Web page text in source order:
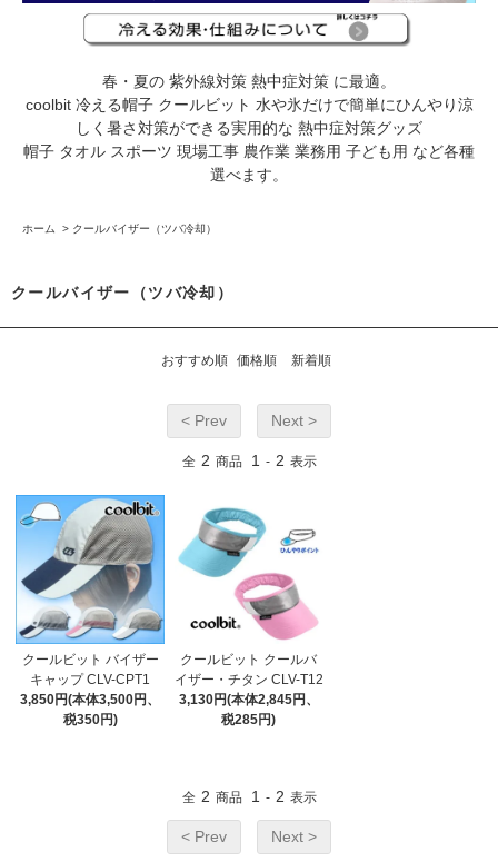
春・夏の 紫外線対策 熱中症対策 に最適。
coolbit 冷える帽子 クールビット 水や氷だけで簡単にひんやり涼
しく暑さ対策ができる実用的な 熱中症対策グッズ
帽子 タオル スポーツ 現場工事 農作業 業務用 子ども用 など各種
選べます。
ホーム > クールバイザー（ツバ冷却）
クールバイザー（ツバ冷却）
おすすめ順 価格順 新着順
< Prev Next >
全 2 商品 1 - 2 表示
クールビット バイザー
キャップ CLV-CPT1
3,850円(本体3,500円、
税350円)
クールビット クールバ
イザー・チタン CLV-T12
3,130円(本体2,845円、
税285円)
全 2 商品 1 - 2 表示
< Prev Next >